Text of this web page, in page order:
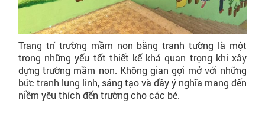
Trang trí trường mầm non bằng tranh tường là một
trong những yếu tốt thiết kế khá quan trọng khi xây
dựng trường mầm non. Không gian gợi mở với những
bức tranh lung linh, sáng tạo và đầy ý nghĩa mang đến
niềm yêu thích đến trường cho các bé.